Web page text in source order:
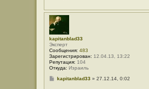
kapitanblad33
Эксперт
Сообщения: 483
Зарегистрирован: 12.04.13, 13:22
Репутация: 104
Откуда: Израиль
Сkapitanblad33» 27.12.14, 0:02